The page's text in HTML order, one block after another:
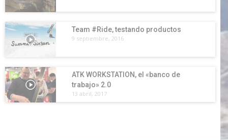
Team #Ride, testando productos
9 septiembre, 2016
ATK WORKSTATION, el «banco de
trabajo» 2.0
13 abril, 2017